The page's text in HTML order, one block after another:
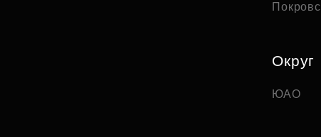
Округ
ЮАО